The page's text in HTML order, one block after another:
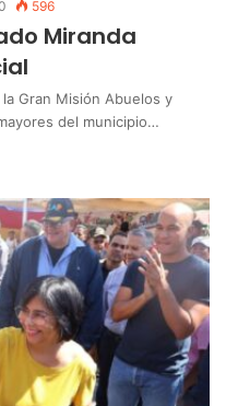
596
Miranda
Gran Misión Abuelos y
del municipio…